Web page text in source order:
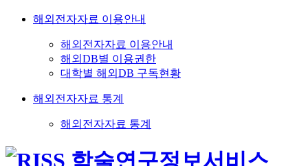
해외전자자료 이용안내
해외전자자료 이용안내
해외DB별 이용권한
대학별 해외DB 구독현황
해외전자자료 통계
해외전자자료 통계